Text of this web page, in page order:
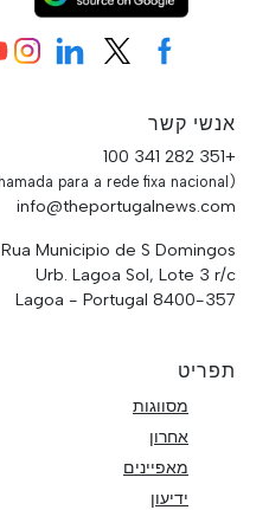
אנשי קשר
+351 282 341 100
(Chamada para a rede fixa nacional)
info@theportugalnews.com
Rua Municipio de S Domingos
Urb. Lagoa Sol, Lote 3 r/c
8400-357 Lagoa - Portugal
תפריט
מסווגות
אחרון
מאפיינים
ידיעון